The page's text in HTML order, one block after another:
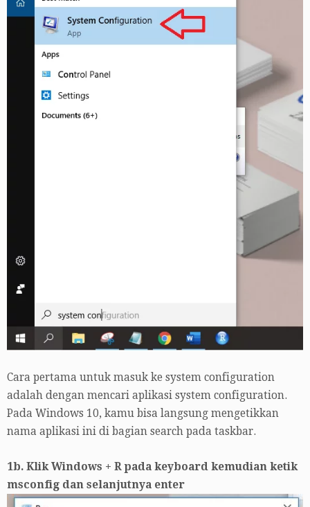
Cara pertama untuk masuk ke system configuration
adalah dengan mencari aplikasi system configuration.
Pada Windows 10, kamu bisa langsung mengetikkan
nama aplikasi ini di bagian search pada taskbar.
1b. Klik Windows + R pada keyboard kemudian ketik
msconfig dan selanjutnya enter